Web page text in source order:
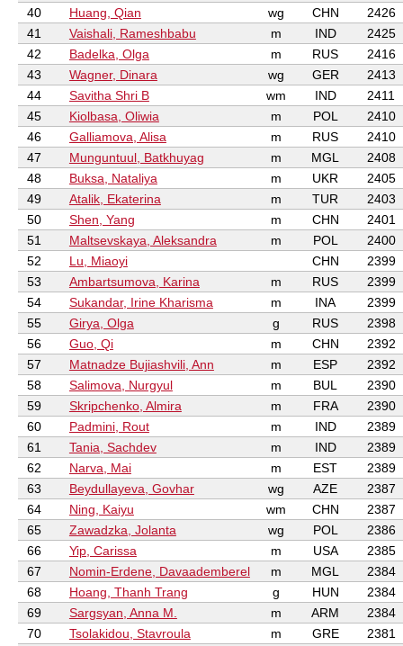
40
Huang, Qian wg CHN
2426
41
Vaishali, Rameshbabu m IND
2425
42
Badelka, Olga m RUS
2416
43
Wagner, Dinara wg GER
2413
44
Savitha Shri B wm IND
2411
45
Kiolbasa, Oliwia m POL
2410
46
Galliamova, Alisa m RUS
2410
47
Munguntuul, Batkhuyag m MGL
2408
48
Buksa, Nataliya m UKR
2405
49
Atalik, Ekaterina m TUR
2403
50
Shen, Yang m CHN
2401
51
Maltsevskaya, Aleksandra m POL
2400
52
Lu, Miaoyi CHN
2399
53
Ambartsumova, Karina m RUS
2399
54
Sukandar, Irine Kharisma m INA
2399
55
Girya, Olga g RUS
2398
56
Guo, Qi m CHN
2392
57
Matnadze Bujiashvili, Ann m ESP
2392
58
Salimova, Nurgyul m BUL
2390
59
Skripchenko, Almira m FRA
2390
60
Padmini, Rout m IND
2389
61
Tania, Sachdev m IND
2389
62
Narva, Mai m EST
2389
63
Beydullayeva, Govhar wg AZE
2387
64
Ning, Kaiyu wm CHN
2387
65
Zawadzka, Jolanta wg POL
2386
66
Yip, Carissa m USA
2385
67
Nomin-Erdene, Davaademberel m MGL
2384
68
Hoang, Thanh Trang g HUN
2384
69
Sargsyan, Anna M. m ARM
2384
70
Tsolakidou, Stavroula m GRE
2381